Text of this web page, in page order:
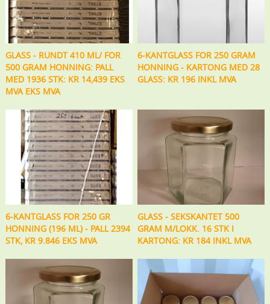
GLASS - RUNDT 410 ML/ FOR
500 GRAM HONNING: PALL
MED 1936 STK: KR 14,439 EKS
MVA EKS MVA
6-KANTGLASS FOR 250 GRAM
HONNING - KARTONG MED 28
GLASS: KR 196 INKL MVA
6-KANTGLASS FOR 250 GR
HONNING (196 ML) - PALL 2394
STK, KR 9.846 EKS MVA
GLASS - SEKSKANTET 500
GRAM M/LOKK. 16 STK I
KARTONG: KR 184 INKL MVA